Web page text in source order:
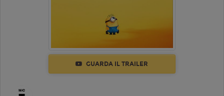
GUARDA IL TRAILER